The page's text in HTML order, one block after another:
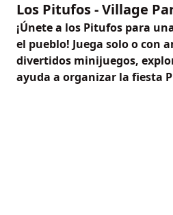
Los Pitufos - Village
¡Únete a los Pitufos para
el pueblo! Juega solo o con
divertidos minijuegos,
ayuda a organizar la fiesta